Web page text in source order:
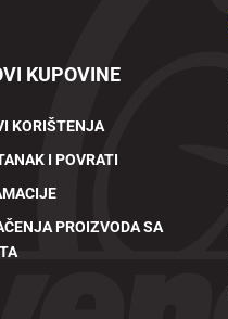
KUPOVINE
KORIŠTENJA
I POVRATI
PROIZVODA SA